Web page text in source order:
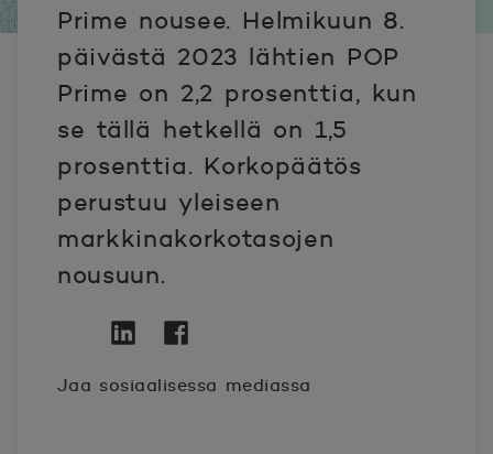
Prime nousee. Helmikuun 8.
päivästä 2023 lähtien POP
Prime on 2,2 prosenttia, kun
se tällä hetkellä on 1,5
prosenttia. Korkopäätös
perustuu yleiseen
markkinakorkotasojen
nousuun.
Jaa sosiaalisessa mediassa